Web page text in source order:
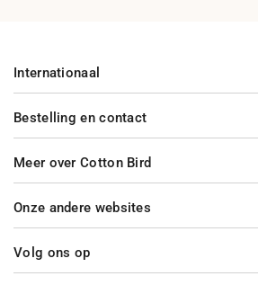
Bestelling en contact
Meer over Cotton Bird
Internationaal
Onze andere websites
Volg ons op